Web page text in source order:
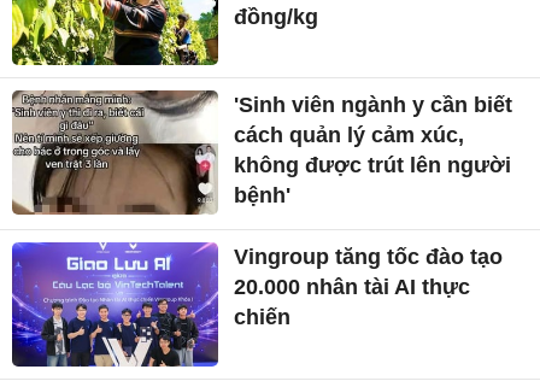
đồng/kg
'Sinh viên ngành y cần biết
cách quản lý cảm xúc,
không được trút lên người
bệnh'
Vingroup tăng tốc đào tạo
20.000 nhân tài AI thực
chiến